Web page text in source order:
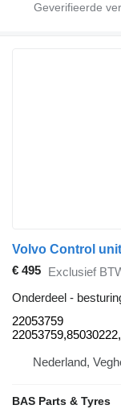
€ 495 Exclusief
Onderdeel -
22053759
Nederland,
BAS Parts & Tyres